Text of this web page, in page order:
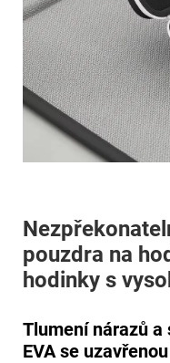
pouzdra na
hodinky s
Tlumení nárazů
EVA se